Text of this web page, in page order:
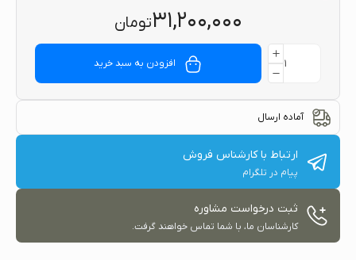
۳۱,۲۰۰,۰۰۰تومان
افزودن به سبد خرید
آماده ارسال
ارتباط با کارشناس فروش
پیام در تلگرام
ثبت درخواست مشاوره
کارشناسان ما، با شما تماس خواهند گرفت.